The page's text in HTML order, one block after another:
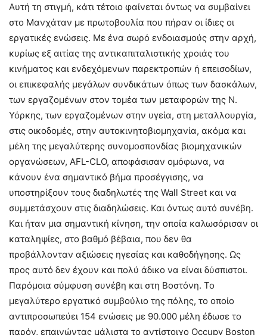
Αυτή τη στιγμή, κάτι τέτοιο φαίνεται όντως να συμβαίνει
στο Μανχάταν με πρωτοβουλία που πήραν οι ίδιες οι
εργατικές ενώσεις. Με ένα σωρό ενδοιασμούς στην αρχή,
κυρίως εξ αιτίας της αντικαπιταλιστικής χροιάς του
κινήματος και ενδεχόμενων παρεκτροπών ή επεισοδίων,
οι επικεφαλής μεγάλων συνδικάτων όπως των δασκάλων,
των εργαζομένων στον τομέα των μεταφορών της Ν.
Υόρκης, των εργαζομένων στην υγεία, στη μεταλλουργία,
στις οικοδομές, στην αυτοκινητοβιομηχανία, ακόμα και
μέλη της μεγαλύτερης συνομοσπονδίας βιομηχανικών
οργανώσεων, AFL-CLO, αποφάσισαν ομόφωνα, να
κάνουν ένα σημαντικό βήμα προσέγγισης, να
υποστηρίξουν τους διαδηλωτές της Wall Street και να
συμμετάσχουν στις διαδηλώσεις. Και όντως αυτό συνέβη.
Και ήταν μια σημαντική κίνηση, την οποία καλωσόρισαν οι
καταληψίες, στο βαθμό βέβαια, που δεν θα
προβάλλονταν αξιώσεις ηγεσίας και καθοδήγησης. Ως
προς αυτό δεν έχουν και πολύ άδικο να είναι δύσπιστοι.
Παρόμοια σύμφυση συνέβη και στη Βοστόνη. Το
μεγαλύτερο εργατικό συμβούλιο της πόλης, το οποίο
αντιπροσωπεύει 154 ενώσεις με 90.000 μέλη έδωσε το
παρόν, επαινώντας μάλιστα το αντίστοιχο Occupy Boston